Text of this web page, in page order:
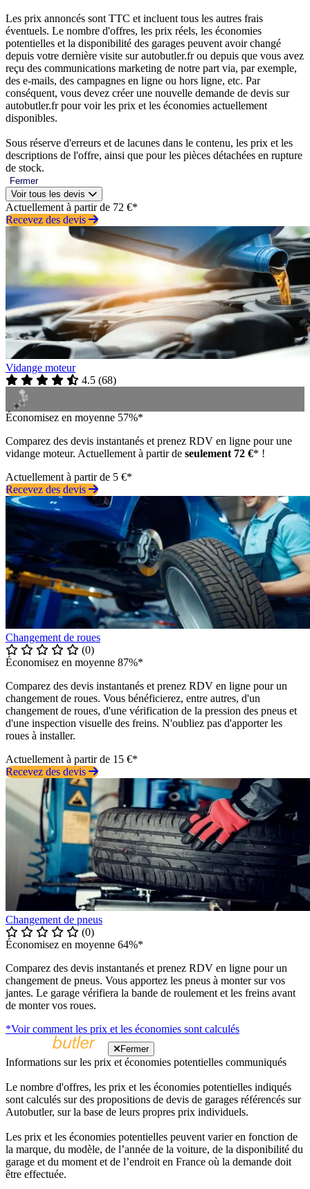
Les prix annoncés sont TTC et incluent tous les autres frais
éventuels. Le nombre d'offres, les prix réels, les économies
potentielles et la disponibilité des garages peuvent avoir changé
depuis votre dernière visite sur autobutler.fr ou depuis que vous avez
reçu des communications marketing de notre part via, par exemple,
des e-mails, des campagnes en ligne ou hors ligne, etc. Par
conséquent, vous devez créer une nouvelle demande de devis sur
autobutler.fr pour voir les prix et les économies actuellement
disponibles.
Sous réserve d'erreurs et de lacunes dans le contenu, les prix et les
descriptions de l'offre, ainsi que pour les pièces détachées en rupture
de stock.
Fermer
Voir tous les devis
Actuellement à partir de 72 €*
Recevez des devis
Vidange moteur
4.5 (68)
Économisez en moyenne 57%*
Comparez des devis instantanés et prenez RDV en ligne pour une
vidange moteur. Actuellement à partir de seulement 72 €* !
Actuellement à partir de 5 €*
Recevez des devis
Changement de roues
(0)
Économisez en moyenne 87%*
Comparez des devis instantanés et prenez RDV en ligne pour un
changement de roues. Vous bénéficierez, entre autres, d'un
changement de roues, d'une vérification de la pression des pneus et
d'une inspection visuelle des freins. N'oubliez pas d'apporter les
roues à installer.
Actuellement à partir de 15 €*
Recevez des devis
Changement de pneus
(0)
Économisez en moyenne 64%*
Comparez des devis instantanés et prenez RDV en ligne pour un
changement de pneus. Vous apportez les pneus à monter sur vos
jantes. Le garage vérifiera la bande de roulement et les freins avant
de monter vos roues.
*Voir comment les prix et les économies sont calculés
Fermer
Informations sur les prix et économies potentielles communiqués
Le nombre d'offres, les prix et les économies potentielles indiqués
sont calculés sur des propositions de devis de garages référencés sur
Autobutler, sur la base de leurs propres prix individuels.
Les prix et les économies potentielles peuvent varier en fonction de
la marque, du modèle, de l’année de la voiture, de la disponibilité du
garage et du moment et de l’endroit en France où la demande doit
être effectuée.